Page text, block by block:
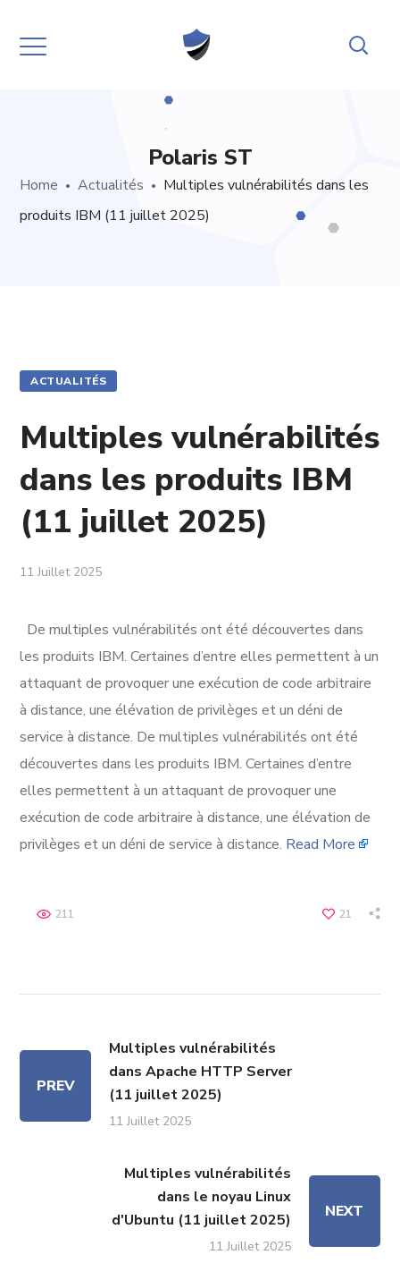
Polaris ST
Home Actualités
Multiples vulnérabilités dans les
produits IBM (11 juillet 2025)
ACTUALITÉS
Multiples vulnérabilités
dans les produits IBM
(11 juillet 2025)
11 Juillet 2025
De multiples vulnérabilités ont été découvertes dans
les produits IBM. Certaines d’entre elles permettent à un
attaquant de provoquer une exécution de code arbitraire
à distance, une élévation de privilèges et un déni de
service à distance. De multiples vulnérabilités ont été
découvertes dans les produits IBM. Certaines d’entre
elles permettent à un attaquant de provoquer une
exécution de code arbitraire à distance, une élévation de
privilèges et un déni de service à distance. Read More
21
211
PREV
Multiples vulnérabilités
dans Apache HTTP Server
(11 juillet 2025)
11 Juillet 2025
Multiples vulnérabilités
dans le noyau Linux
d'Ubuntu (11 juillet 2025)
11 Juillet 2025
NEXT